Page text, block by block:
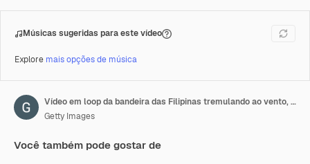
Músicas sugeridas para este vídeo
Explore mais opções de música
Vídeo em loop da bandeira das Filipinas tremulando ao vento, vídeo em câmera lenta 4K, com canal Alpha
Getty Images
Você também pode gostar de